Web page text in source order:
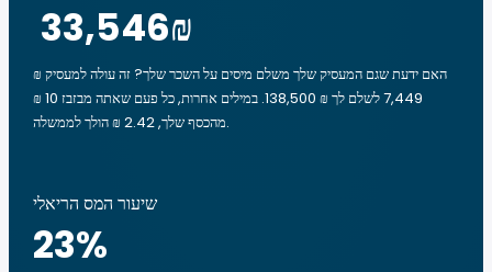
‏33,546 ‏₪
האם ידעת שגם המעסיק שלך משלם מיסים על השכר שלך? זה עולה למעסיק ₪
7,449 לשלם לך ₪ 138,500. במילים אחרות, כל פעם שאתה מבזבז ‏10 ‏₪
מהכסף שלך, ‏2.42 ‏₪ הולך לממשלה.
שיעור המס הריאלי
23%